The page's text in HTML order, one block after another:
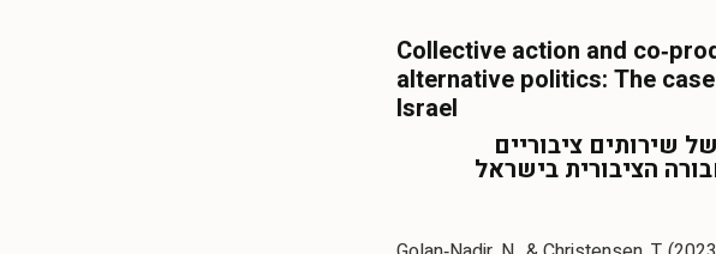
Collective action and
alternative politics: The
Israel
שירותים ציבוריים
הציבורית בישראל